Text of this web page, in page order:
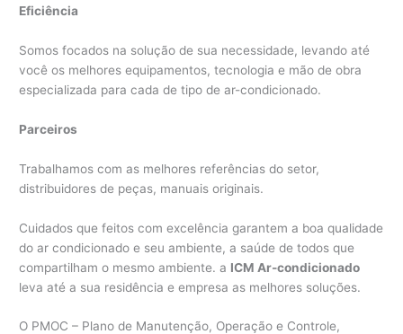
Eficiência
Somos focados na solução de sua necessidade, levando até
você os melhores equipamentos, tecnologia e mão de obra
especializada para cada de tipo de ar-condicionado.
Parceiros
Trabalhamos com as melhores referências do setor,
distribuidores de peças, manuais originais.
Cuidados que feitos com excelência garantem a boa qualidade
do ar condicionado e seu ambiente, a saúde de todos que
compartilham o mesmo ambiente. a ICM Ar-condicionado
leva até a sua residência e empresa as melhores soluções.
O PMOC – Plano de Manutenção, Operação e Controle,